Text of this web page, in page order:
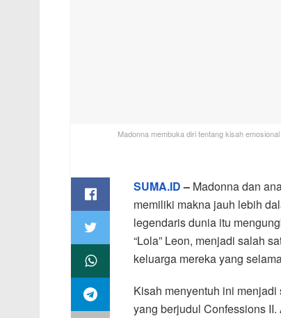
Madonna membuka diri tentang kisah
SUMA.ID– Madonna dan
memiliki makna jauh lebih
legendaris dunia itu
“Lola” Leon, menjadi salah
keluarga mereka yang
Kisah menyentuh ini
yang berjudul Confessions